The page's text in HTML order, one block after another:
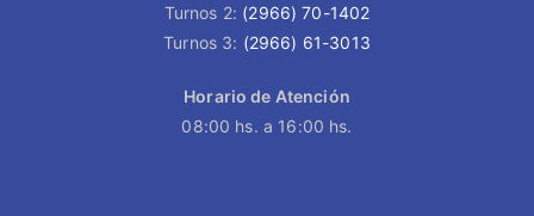
Turnos 2: (2966) 70-1402
Turnos 3: (2966) 61-3013
Horario de Atención
08:00 hs. a 16:00 hs.